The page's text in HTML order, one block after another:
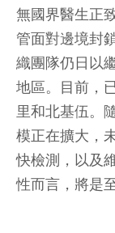
無國界醫生正
管面對邊境封
織團隊仍日以
地區。目前，
里和北基伍。
模正在擴大，
快檢測，以及
性而言，將是